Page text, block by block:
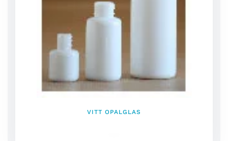
VITT OPALGLAS